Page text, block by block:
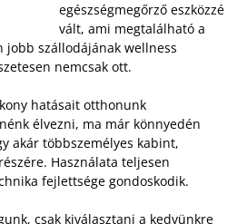
egészségmegőrző eszközzé
vált, ami megtalálható a
szállodájának wellness
nemcsak ott.
hatásait otthonunk
élvezni, ma már könnyedén
akár többszemélyes kabint,
Használata teljesen
fejlettsége gondoskodik.
csak kiválasztani a kedvünkre